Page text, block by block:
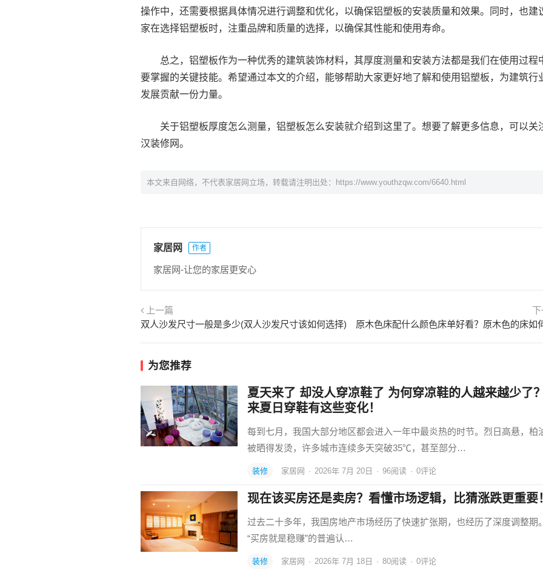
操作中，还需要根据具体情况进行调整和优化，以确保铝塑板的安装质量和效果。同时，也建
家在选择铝塑板时，注重品牌和质量的选择，以确保其性能和使用寿命。
总之，铝塑板作为一种优秀的建筑装饰材料，其厚度测量和安装方法都是我们在使用过程
要掌握的关键技能。希望通过本文的介绍，能够帮助大家更好地了解和使用铝塑板，为建筑行
发展贡献一份力量。
关于铝塑板厚度怎么测量，铝塑板怎么安装就介绍到这里了。想要了解更多信息，可以关
汉装修网。
本文来自网络，不代表家居网立场，转载请注明出处： https://www.youthzqw.com/6640.html
家居网 作者
家居网-让您的家居更安心
上一篇
双人沙发尺寸一般是多少(双人沙发尺寸该如何选择)
为您推荐
夏天来了 却没人穿凉鞋了 为何穿凉鞋的人越来越少了
来夏日穿鞋有这些变化！
每到七月，我国大部分地区都会进入一年中最炎热的时节。烈日高悬，柏
被晒得发烫，许多城市连续多天突破35℃，甚至部分…
装修 家居网 · 2026年 7月 20日 · 96阅读 · 0评论
现在该买房还是卖房？看懂市场逻辑，比猜涨跌更重要！
过去二十多年，我国房地产市场经历了快速扩张期，也经历了深度调整期
“买房就是稳赚”的普遍认…
装修 家居网 · 2026年 7月 18日 · 80阅读 · 0评论